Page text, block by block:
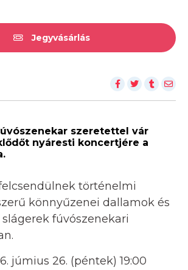
Jegyvásárlás
szeretettel vár
nyáresti koncertjére a
történelmi
könnyűzenei dallamok és
fúvószenekari
júmius 26. (péntek) 19:00